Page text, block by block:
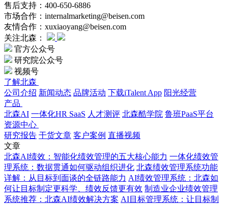
售后支持：400-650-6886
市场合作：internalmarketing@beisen.com
友情合作：xuxiaoyang@beisen.com
关注北森：
官方公众号
研究院公众号
视频号
了解北森
公司介绍 新闻动态 品牌活动 下载iTalent App 阳光经营
产品
北森AI 一体化HR SaaS 人才测评 北森酷学院 鲁班PaaS平台
资源中心
研究报告 干货文章 客户案例 直播视频
文章
北森AI绩效：智能化绩效管理的五大核心能力 一体化绩效管
理系统：数据贯通如何驱动组织进化 北森绩效管理系统功能
详解：从目标到面谈的全链路能力 AI绩效管理系统：北森如
何让目标制定更科学、绩效反馈更有效 制造业企业绩效管理
系统推荐：北森AI绩效解决方案 AI目标管理系统：让目标制